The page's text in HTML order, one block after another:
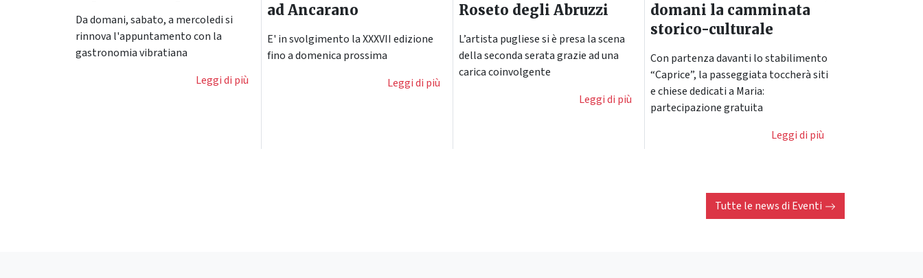
Da domani, sabato, a mercoledi si
rinnova l'appuntamento con la
gastronomia vibratiana
Leggi di più
ad Ancarano
E' in svolgimento la XXXVII edizione
fino a domenica prossima
Leggi di più
Roseto degli Abruzzi
L’artista pugliese si è presa la scena
della seconda serata grazie ad una
carica coinvolgente
Leggi di più
domani la camminata
storico-culturale
Con partenza davanti lo stabilimento
“Caprice”, la passeggiata toccherà siti
e chiese dedicati a Maria:
partecipazione gratuita
Leggi di più
Tutte le news di Eventi